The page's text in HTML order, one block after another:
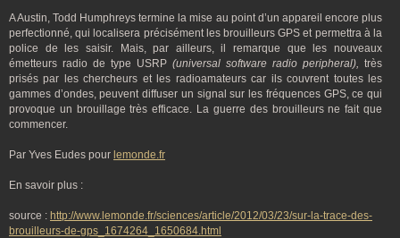
A Austin, Todd Humphreys termine la mise au point d’un appareil encore plus
perfectionné, qui localisera précisément les brouilleurs GPS et permettra à la
police de les saisir. Mais, par ailleurs, il remarque que les nouveaux
émetteurs radio de type USRP (universal software radio peripheral), très
prisés par les chercheurs et les radioamateurs car ils couvrent toutes les
gammes d’ondes, peuvent diffuser un signal sur les fréquences GPS, ce qui
provoque un brouillage très efficace. La guerre des brouilleurs ne fait que
commencer.
Par Yves Eudes pour lemonde.fr
En savoir plus :
source : http://www.lemonde.fr/sciences/article/2012/03/23/sur-la-trace-des-
brouilleurs-de-gps_1674264_1650684.html